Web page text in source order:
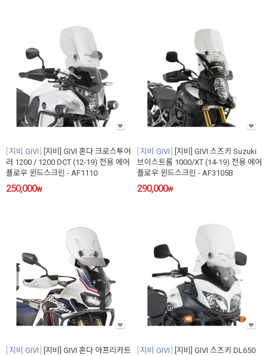
지비 GIVI
[지비] GIVI 혼다 크로스투어
러 1200 / 1200 DCT (12-19) 전용 에어
플로우 윈드스크린 - AF1110
250,000₩
지비 GIVI
[지비] GIVI 스즈키 Suzuki
브이스트롬 1000/XT (14-19) 전용 에어
플로우 윈드스크린 - AF3105B
290,000₩
지비 GIVI
[지비] GIVI 혼다 아프리카트
지비 GIVI
[지비] GIVI 스즈키 DL650